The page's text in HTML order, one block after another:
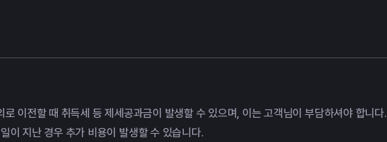
이전할 때 취득세 등 제세공과금이 발생할 수 있으며, 이는 고객님이 부담하셔야 합니다.
이 지난 경우 추가 비용이 발생할 수 있습니다.